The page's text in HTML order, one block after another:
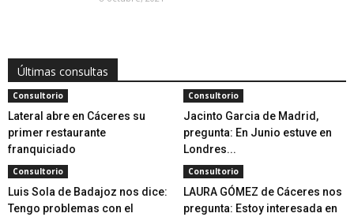
Últimas consultas
Consultorio
Lateral abre en Cáceres su
primer restaurante
franquiciado
Consultorio
Jacinto Garcia de Madrid,
pregunta: En Junio estuve en
Londres...
Consultorio
Luis Sola de Badajoz nos dice:
Tengo problemas con el
Consultorio
LAURA GÓMEZ de Cáceres nos
pregunta: Estoy interesada en